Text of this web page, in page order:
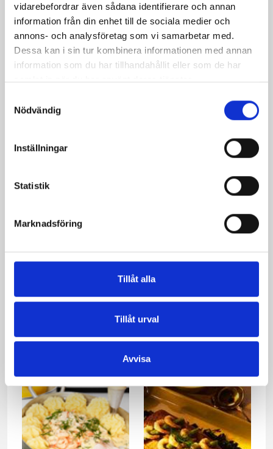
vidarebefordrar även sådana identifierare och annan
information från din enhet till de sociala medier och
annons- och analysföretag som vi samarbetar med.
Dessa kan i sin tur kombinera informationen med annan
information som du har tillhandahållit eller som de har
samlat in när du har använt deras tjänster.
Nödvändig
Inställningar
Statistik
Marknadsföring
Tillåt alla
Tillåt urval
Avvisa
Lyxig laxsoppa
Skaldjurssoppa med